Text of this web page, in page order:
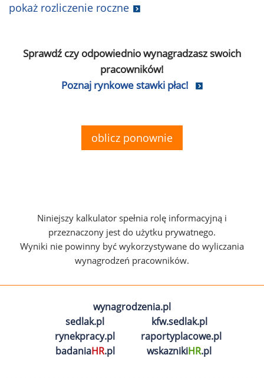
pokaż rozliczenie roczne
Sprawdź czy odpowiednio wynagradzasz swoich
pracowników!
Poznaj rynkowe stawki płac!
oblicz ponownie
Niniejszy kalkulator spełnia rolę informacyjną i
przeznaczony jest do użytku prywatnego.
Wyniki nie powinny być wykorzystywane do wyliczania
wynagrodzeń pracowników.
wynagrodzenia.pl
sedlak.pl
kfw.sedlak.pl
rynekpracy.pl
raportyplacowe.pl
badaniaHR.pl wskaznikiHR.pl